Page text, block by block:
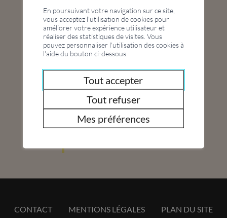
04 sep
-
04 déc
FC Jass
Tous nos événements
CONTACT MENTIONS LÉGALES PLAN DU SITE
En poursuivant votre navigation sur ce site,
vous acceptez l'utilisation de cookies pour
améliorer votre expérience utilisateur et
réaliser des statistiques de visites. Vous
pouvez personnaliser l'utilisation des cookies à
l'aide du bouton ci-dessous.
Tout accepter
Tout refuser
Mes préférences